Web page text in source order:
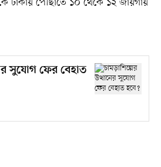
সুযোগ ফের বেহাত